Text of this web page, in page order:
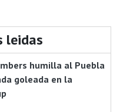
leidas
humilla al Puebla
goleada en la